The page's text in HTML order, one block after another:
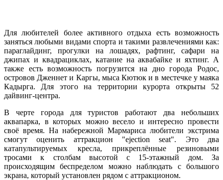
Для любителей более активного отдыха есть возможность
заняться любыми видами спорта и такими развлечениями как:
параглайдинг, прогулки на лошадях, рафтинг, сафари на
джипах и квадрациклах, катание на аквабайке и яхтинг. А
также есть возможность погрузится на дно города Родос,
островов Дженнет и Каргы, мыса Кютюк и в местечке у маяка
Кадырга. Для этого на территории курорта открыты 52
дайвинг-центра.
В черте города для туристов работают два небольших
аквапарка, в которых можно весело и интересно провести
своё время. На набережной Мармариса любители экстрима
смогут оценить аттракцион "ejection seat". Это два
катапультируемых кресла, прикреплённые резиновыми
тросами к столбам высотой с 15-этажный дом. За
происходящим беспределом можно наблюдать с большого
экрана, который установлен рядом с аттракционом.